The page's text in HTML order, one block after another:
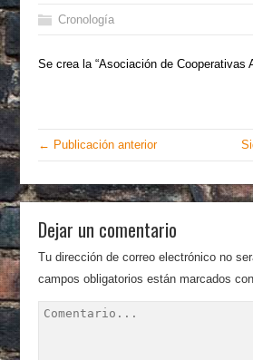
Cronología
Se crea la “Asociación de Cooperativas
← Publicación anterior
Dejar un comentario
Tu dirección de correo electrónico no
campos obligatorios están marcados